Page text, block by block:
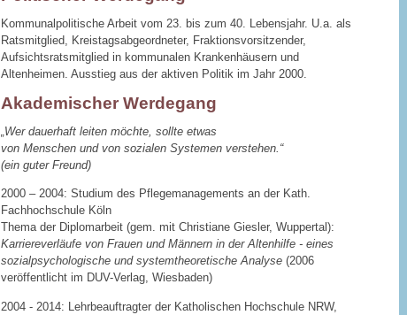
Kommunalpolitische Arbeit vom 23. bis zum 40. Lebensjahr. U.a. als
Ratsmitglied, Kreistagsabgeordneter, Fraktionsvorsitzender,
Aufsichtsratsmitglied in kommunalen Krankenhäusern und
Altenheimen. Ausstieg aus der aktiven Politik im Jahr 2000.
Akademischer Werdegang
„Wer dauerhaft leiten möchte, sollte etwas
von Menschen und von sozialen Systemen verstehen.“
(ein guter Freund)
2000 – 2004: Studium des Pflegemanagements an der Kath.
Fachhochschule Köln
Thema der Diplomarbeit (gem. mit Christiane Giesler, Wuppertal):
Karriereverläufe von Frauen und Männern in der Altenhilfe - eines
sozialpsychologische und systemtheoretische Analyse (2006
veröffentlicht im DUV-Verlag, Wiesbaden)
2004 - 2014: Lehrbeauftragter der Katholischen Hochschule NRW,